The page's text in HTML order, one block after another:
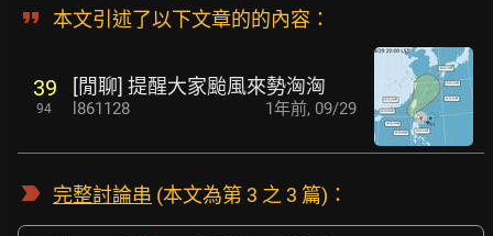
本文引述了以下文章的的內容：
39
94
[閒聊] 提醒大家颱風來勢洶洶
l861128 1年前, 09/29
完整討論串 (本文為第 3 之 3 篇)：